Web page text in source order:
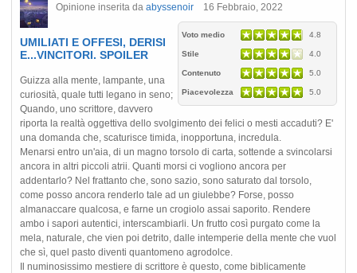
Opinione inserita da abyssenoir 16 Febbraio, 2022
Voto medio 4.8
Stile 4.0
Contenuto 5.0
Piacevolezza 5.0
UMILIATI E OFFESI, DERISI
E...VINCITORI. SPOILER
Guizza alla mente, lampante, una
curiosità, quale tutti legano in seno;
Quando, uno scrittore, davvero
riporta la realtà oggettiva dello svolgimento dei felici o mesti accaduti? E'
una domanda che, scaturisce timida, inopportuna, incredula.
Menarsi entro un'aia, di un magno torsolo di carta, sottende a svincolarsi
ancora in altri piccoli atrii. Quanti morsi ci vogliono ancora per
addentarlo? Nel frattanto che, sono sazio, sono saturato dal torsolo,
come posso ancora renderlo tale ad un giulebbe? Forse, posso
almanaccare qualcosa, e farne un crogiolo assai saporito. Rendere
ambo i sapori autentici, interscambiarli. Un frutto così purgato come la
mela, naturale, che vien poi detrito, dalle intemperie della mente che vuol
che sì, quel pasto diventi quantomeno agrodolce.
Il numinosissimo mestiere di scrittore è questo, come biblicamente